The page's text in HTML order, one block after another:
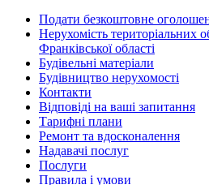
Подати безкоштовне
Нерухомість територіальних
Франківської області
Будівельні матеріали
Будівництво нерухомості
Контакти
Відповіді на ваші запитання
Тарифні плани
Ремонт та вдосконалення
Надавачі послуг
Послуги
Правила і умови